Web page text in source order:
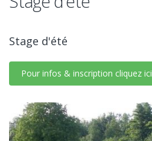
Stage d'été
Pour infos & inscription cliquez ici